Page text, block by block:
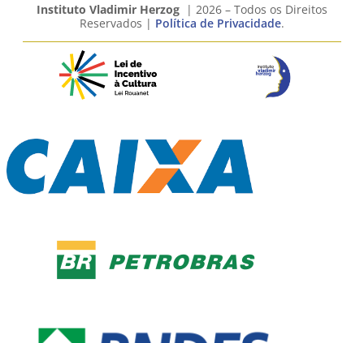
Instituto Vladimir Herzog | 2026 – Todos os Direitos
Reservados | Política de Privacidade.